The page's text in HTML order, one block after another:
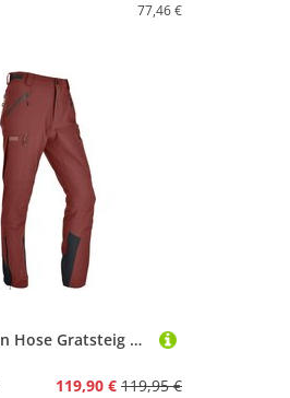
77,46 €
MAUL Herren Hose Gratsteig 4XT - lange Hose bi-
119,90 € 119,95 €